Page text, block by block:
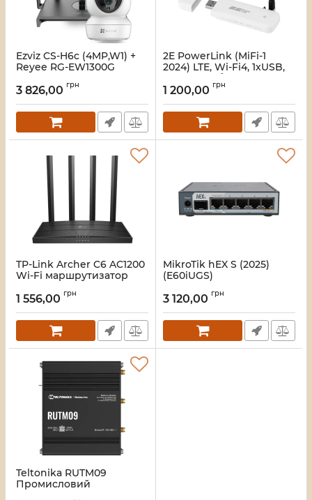
Ezviz CS-H6c (4MP,W1) +
Reyee RG-EW1300G
Артикул:16_118212
3 826,00 грн
2E PowerLink (MiFi-1
2024) LTE, Wi-Fi4, 1xUSB,
1xCRC9 Мобільний
маршрутизатор
Артикул:16_119027
1 200,00 грн
TP-Link Archer C6 AC1200
Wi-Fi маршрутизатор
1 556,00 грн
MikroTik hEX S (2025)
(E60iUGS)
Артикул:16_118591
3 120,00 грн
Teltonika RUTM09
Промисловий